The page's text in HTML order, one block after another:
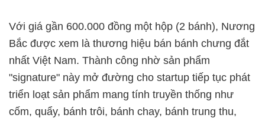
Với giá gần 600.000 đồng một hộp (2 bánh), Nương
Bắc được xem là thương hiệu bán bánh chưng đắt
nhất Việt Nam. Thành công nhờ sản phẩm
"signature" này mở đường cho startup tiếp tục phát
triển loạt sản phẩm mang tính truyền thống như
cốm, quẩy, bánh trôi, bánh chay, bánh trung thu,